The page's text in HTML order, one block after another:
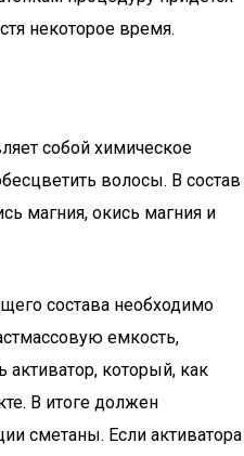
некоторое время.
собой химическое
волосы. В состав
магния, окись магния и
состава необходимо
емкость,
активатор, который, как
В итоге должен
сметаны. Если активатора